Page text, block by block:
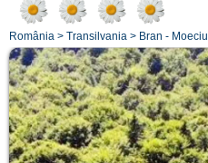
România > Transilvania > Bran - Moeciu